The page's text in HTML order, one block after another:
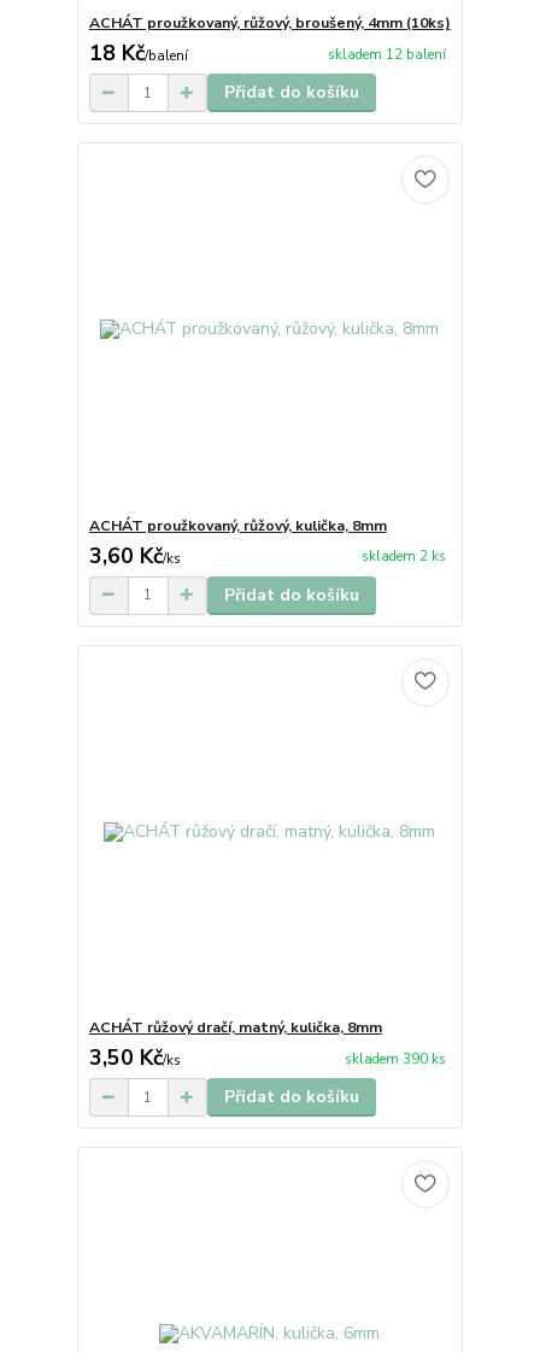
ACHÁT proužkovaný, růžový, broušený, 4mm (10ks)
18 Kč/balení skladem 12 balení
Přidat do košíku
ACHÁT proužkovaný, růžový, kulička, 8mm
3,60 Kč/ks skladem 2 ks
Přidat do košíku
ACHÁT růžový dračí, matný, kulička, 8mm
3,50 Kč/ks skladem 390 ks
Přidat do košíku